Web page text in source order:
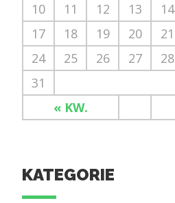
« KW.
10
11 12 13 14
17
18 19 20 21
24
25 26 27 28
31
KATEGORIE